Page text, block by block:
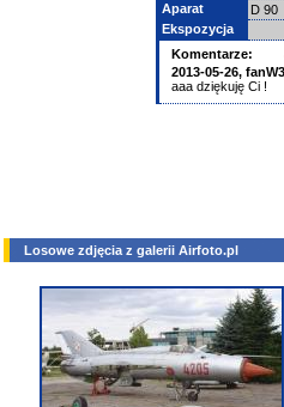
Aparat
D 90
Ekspozycja
Komentarze:
2013-05-26,
aaa dziękuję Ci !
Losowe zdjęcia z galerii Airfoto.pl